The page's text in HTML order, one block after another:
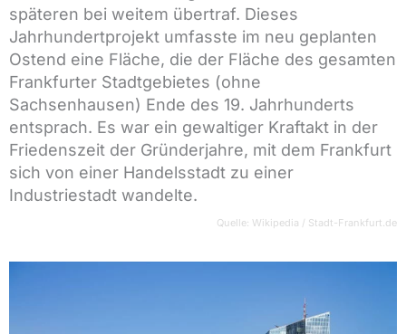
späteren bei weitem übertraf. Dieses
Jahrhundertprojekt umfasste im neu geplanten
Ostend eine Fläche, die der Fläche des gesamten
Frankfurter Stadtgebietes (ohne
Sachsenhausen) Ende des 19. Jahrhunderts
entsprach. Es war ein gewaltiger Kraftakt in der
Friedenszeit der Gründerjahre, mit dem Frankfurt
sich von einer Handelsstadt zu einer
Industriestadt wandelte.
Quelle: Wikipedia / Stadt-Frankfurt.de